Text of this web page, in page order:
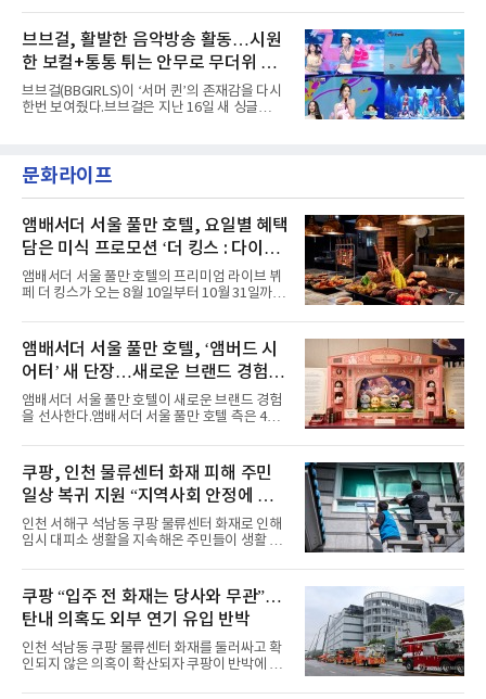
엣을 거침없이 결합했다. 멤버들은 각기 다른 개
성을 살린 스타일링을 선
벌 오디오·음원 스트리밍 플랫폼 스포티파이에
서 27일 자로 누적 재생 수 2억 회를 돌파했
다”고 밝혔다.곡이 발표된 지 약 10개월 만이다.
팀의 첫 번째 2억 스트리밍 곡은 동일 음반에 수
록된 ‘GO!’다. 이 노래는 공개 약 9개월 만인 지
난달 26일 자에 2억 고지를 밟았다. 이는 최근 5
년 내 데뷔한 보이그룹의 곡 중 최단기 2억 달성
했다. “내 티, 5 bucks 바지는, 만원” 등 멤버들
의 라이프 스타일
브브걸, 활발한 음악방송 활동…시원
한 보컬+통통 튀는 안무로 무더위 사
냥
브브걸(BBGIRLS)이 ‘서머 퀸’의 존재감을 다시
한번 보여줬다.브브걸은 지난 16일 새 싱글
MBC '쇼! 음악중심', SBS '인기가요' 등 주요 음
악방송 무대에 올라 화려한 퍼포먼스를 펼쳤다.
력을 앞세워 매 무대 색다른 볼거리를 선사했다.
특히 화사한 파스텔 톤의 비치웨어부터 청량한
마린룩, 햇살 아래 반짝이는 물결을 연상시키는
스커트, 강렬한 붉은 계열의 스타일링까지 각기
다른 매력을 선보였다. 브브걸은 다채로운 여름
패션을 완벽하게 소화하며 보
문화라이프
앰배서더 서울 풀만 호텔, 요일별 혜택
담은 미식 프로모션 ‘더 킹스 : 다이닝
프리빌리지즈’ 선봬
앰배서더 서울 풀만 호텔의 프리미엄 라이브 뷔
페 더 킹스가 오는 8월 10일부터 10월 31일까지
즈’를 선보인다.앰배서더 서울 풀만 호텔 측은
“요일마다 다른 즐거움과 한층 깊어진 미식의 여
유를 경험할 수 있도록 기획했다”고 밝혔다.먼저
월요일과 화요일에는 한 주의 문을 여는 여유로
운 식사를 테마로 다양한 혜택이 마련된다. 런치
이용 시 성인 5인 이상 사전 예약 고객에게 성인
1인 무료 혜택을 제공하며, 디너 이용 시에는 성
유료 회원 고객을 대상으로 5% 추가 할인 또는
바우처 1매 추가
앰배서더 서울 풀만 호텔, ‘앰버드 시
어터’ 새 단장…새로운 브랜드 경험 선
사
앰배서더 서울 풀만 호텔이 새로운 브랜드 경험
을 선사한다.앰배서더 서울 풀만 호텔 측은 4일
이야기를 담은 인형 극장 콘셉트의 공간 ‘앰버드
시어터(Ambird Theater)’를 새롭게 선보인
다”고 밝혔다.앰배서더 서울 풀만 호텔은 로비
한편에 마련된 앰버드 존을 통해 앰버드의 세계
관을 소개해왔다. 앰버드 존은 앰버드가 우주여
행 중 수집한 다양한 굿즈를 전시한 '앰버드 플래
닛(Ambird Planet)과 계절별 플라워 연출로 사
라 극장을 모티브로 한 데코레이션으로 구성됐
다. 무대 공간 및 티켓 박스
쿠팡, 인천 물류센터 화재 피해 주민
일상 복귀 지원 “지역사회 안정에 총
력”
인천 서해구 석남동 쿠팡 물류센터 화재로 인해
임시 대피소 생활을 지속해온 주민들이 생활 터
필먼트서비스(CFS)가 지난 28일부터 화재 피해
주민을 대상으로 전문 출장 청소서비스 지원에
나섬으로써 본격적인 지역사회 복구 작업이 시
작된 것이다.대피소 주민 중심 청소 접수, 첫날
부터 2가구 지원 완료CFS는 신현초등학교, 신
현북초등학교, 신현여자중학교 등 인천 서해구
관내 임시 대피소 3곳에서 체류해온 화재 피해
쿠팡 “입주 전 화재는 당사와 무관”…
탄내 의혹도 외부 연기 유입 반박
인천 석남동 쿠팡 물류센터 화재를 둘러싸고 확
인되지 않은 의혹이 확산되자 쿠팡이 반박에 나